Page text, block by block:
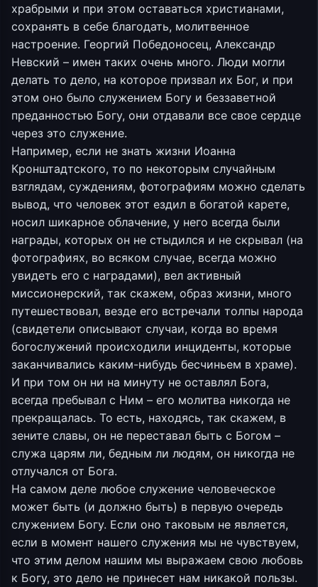
храбрыми и при этом оставаться христианами,
сохранять в себе благодать, молитвенное
настроение. Георгий Победоносец, Александр
Невский – имен таких очень много. Люди могли
делать то дело, на которое призвал их Бог, и при
этом оно было служением Богу и беззаветной
преданностью Богу, они отдавали все свое сердце
через это служение.
Например, если не знать жизни Иоанна
Кронштадтского, то по некоторым случайным
взглядам, суждениям, фотографиям можно сделать
вывод, что человек этот ездил в богатой карете,
носил шикарное облачение, у него всегда были
награды, которых он не стыдился и не скрывал (на
фотографиях, во всяком случае, всегда можно
увидеть его с наградами), вел активный
миссионерский, так скажем, образ жизни, много
путешествовал, везде его встречали толпы народа
(свидетели описывают случаи, когда во время
богослужений происходили инциденты, которые
заканчивались каким-нибудь бесчиньем в храме).
И при том он ни на минуту не оставлял Бога,
всегда пребывал с Ним – его молитва никогда не
прекращалась. То есть, находясь, так скажем, в
зените славы, он не переставал быть с Богом –
служа царям ли, бедным ли людям, он никогда не
отлучался от Бога.
На самом деле любое служение человеческое
может быть (и должно быть) в первую очередь
служением Богу. Если оно таковым не является,
если в момент нашего служения мы не чувствуем,
что этим делом нашим мы выражаем свою любовь
к Богу, это дело не принесет нам никакой пользы.